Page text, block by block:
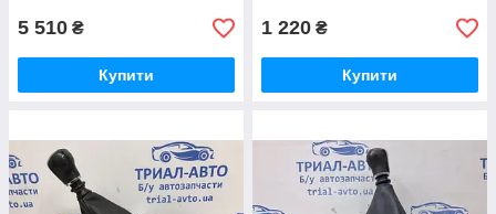
5 510 ₴
Купити
1 220 ₴
Купити